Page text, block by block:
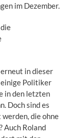
im Dezember.
in dieser
einige Politiker
in den letzten
Doch sind es
die ohne
Auch Roland